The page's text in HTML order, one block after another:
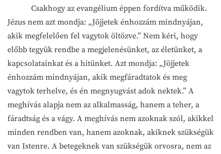
Csakhogy az evangélium éppen fordítva működik.
Jézus nem azt mondja: „Jöjjetek énhozzám mindnyájan,
akik megfelelően fel vagytok öltözve.” Nem kéri, hogy
előbb tegyük rendbe a megjelenésünket, az életünket, a
kapcsolatainkat és a hitünket. Azt mondja: „Jöjjetek
énhozzám mindnyájan, akik megfáradtatok és meg
vagytok terhelve, és én megnyugvást adok nektek.” A
meghívás alapja nem az alkalmasság, hanem a teher, a
fáradtság és a vágy. A meghívás nem azoknak szól, akikkel
minden rendben van, hanem azoknak, akiknek szükségük
van Istenre. A betegeknek van szükségük orvosra, nem az